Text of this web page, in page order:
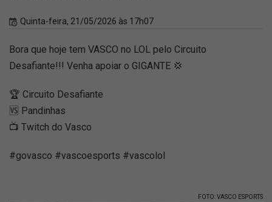
Quinta-feira, 21/05/2026 às 17h07
Bora que hoje tem VASCO no LOL pelo Circuito
Desafiante!!! Venha apoiar o GIGANTE 💢
🏆 Circuito Desafiante
🆚 Pandinhas
📺 Twitch do Vasco
#govasco #vascoesports #vascolol
FOTO: VASCO ESPORTS